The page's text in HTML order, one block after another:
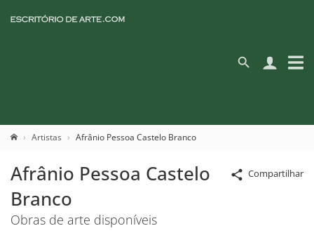
Artistas Afrânio Pessoa Castelo Branco
Compartilhar
Afrânio Pessoa Castelo
Branco
Obras de arte disponíveis